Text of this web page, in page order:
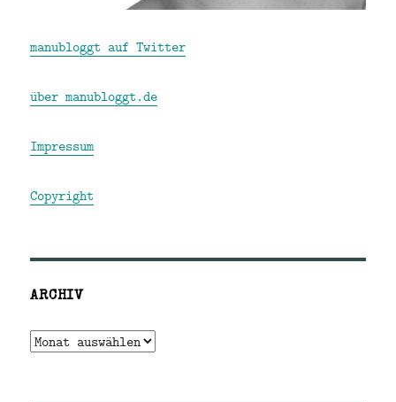
manubloggt auf Twitter
über manubloggt.de
Impressum
Copyright
ARCHIV
Archiv